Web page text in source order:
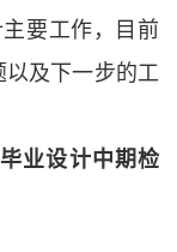
要工作，目前
及下一步的工
业设计中期检